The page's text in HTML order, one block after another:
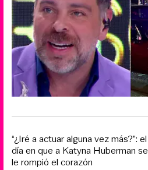
“¿Iré a actuar alguna vez más?”: el
día en que a Katyna Huberman se
le rompió el corazón